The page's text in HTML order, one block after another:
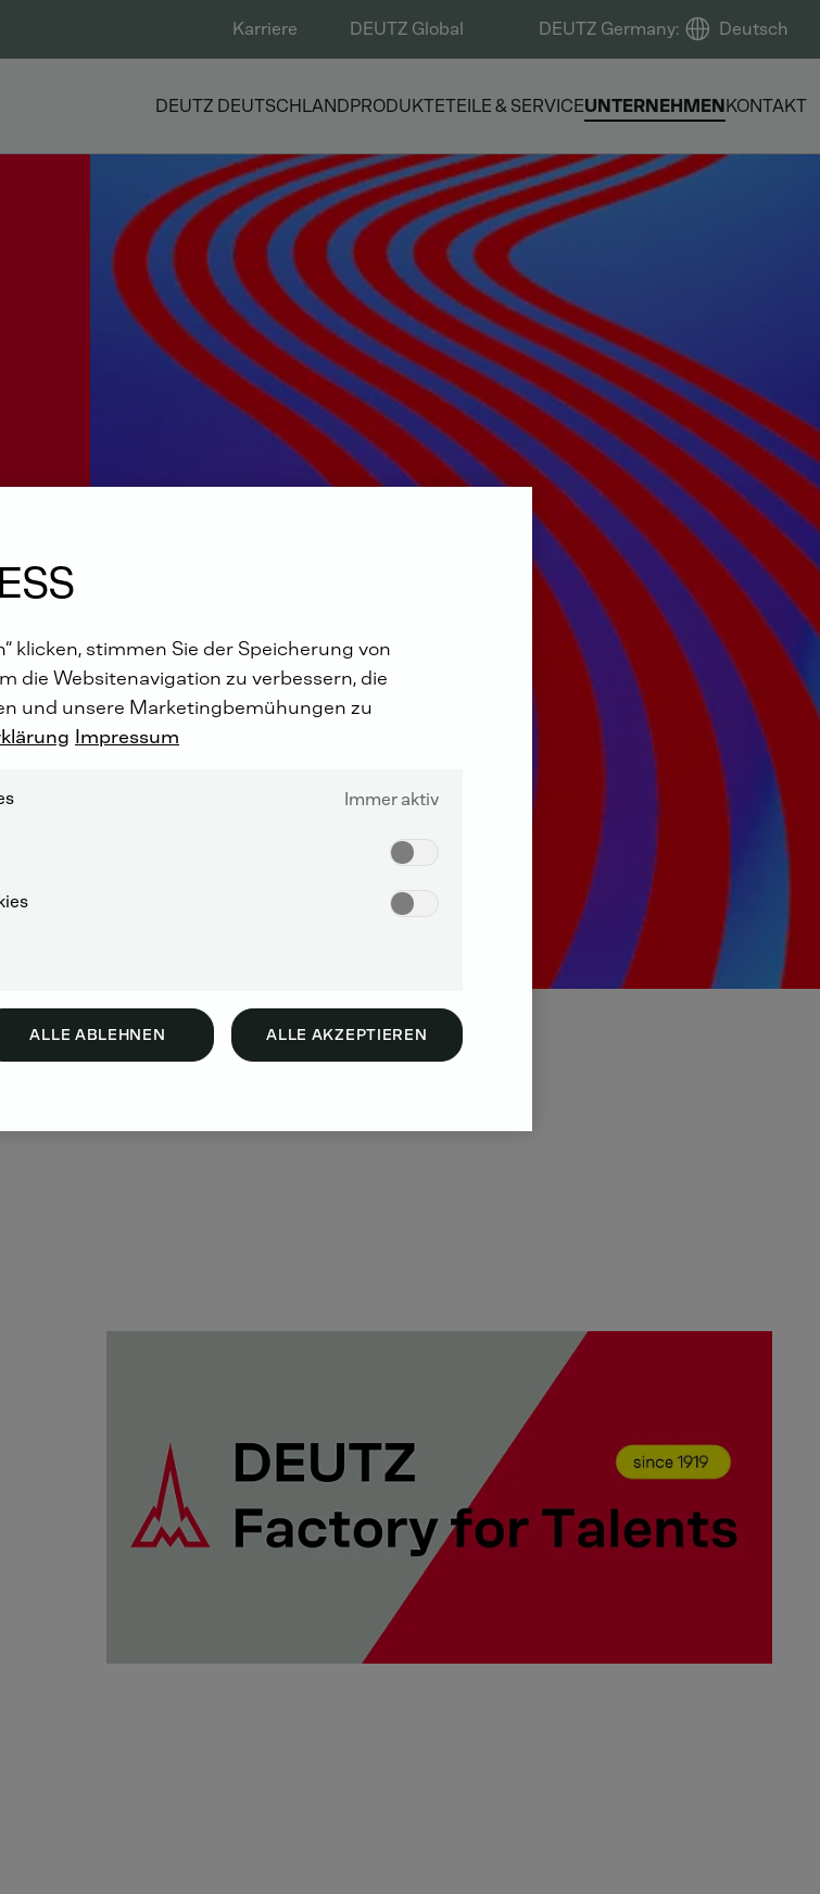
Karriere DEUTZ Global DEUTZ Germany: Deutsch
DEUTZ DEUTSCHLANDPRODUKTETEILE & SERVICEUNTERNEHMENKONTAKT
klicken, stimmen Sie der Speicherung von
die Websitenavigation zu verbessern, die
und unsere Marketingbemühungen zu
Impressum
Immer aktiv
ALLE ABLEHNEN ALLE AKZEPTIEREN